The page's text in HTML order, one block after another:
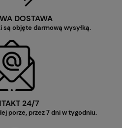
DOSTAWA
są objęte darmową wysyłką.
24/7
porze, przez 7 dni w tygodniu.